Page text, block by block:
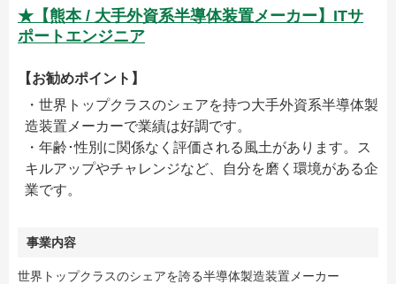
★【熊本 / 大手外資系半導体装置メーカー】ITサ
ポートエンジニア
【お勧めポイント】
・世界トップクラスのシェアを持つ大手外資系半導体製
造装置メーカーで業績は好調です。
・年齢･性別に関係なく評価される風土があります。ス
キルアップやチャレンジなど、自分を磨く環境がある企
業です。
事業内容
世界トップクラスのシェアを誇る半導体製造装置メーカー